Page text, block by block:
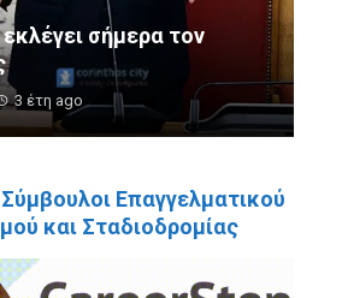
σήμερα τον
3 έτη ago
Επαγγελματικού
και Σταδιοδρομίας